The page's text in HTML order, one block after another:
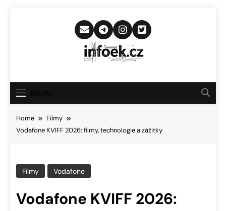
Infoek.cz
Novinkám
Home
Filmy
Vodafone KVIFF 2026: filmy, technologie a zážitky
Filmy Vodafone
Vodafone KVIFF 2026: